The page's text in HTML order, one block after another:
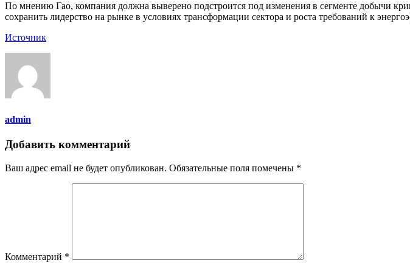
По мнению Гао, компания должна выверено подстроится под изменения в сегменте добычи
сохранить лидерство на рынке в условиях трансформации сектора и роста требований к
Источник
admin
Добавить комментарий
Ваш адрес email не будет опубликован. Обязательные поля помечены *
Комментарий *